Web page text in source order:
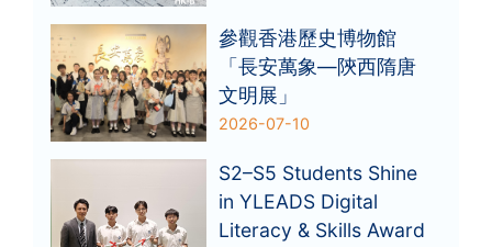
參觀香港歷史博物館
「長安萬象—陝西隋唐
文明展」
2026-07-10
S2–S5 Students Shine
in YLEADS Digital
Literacy & Skills Award